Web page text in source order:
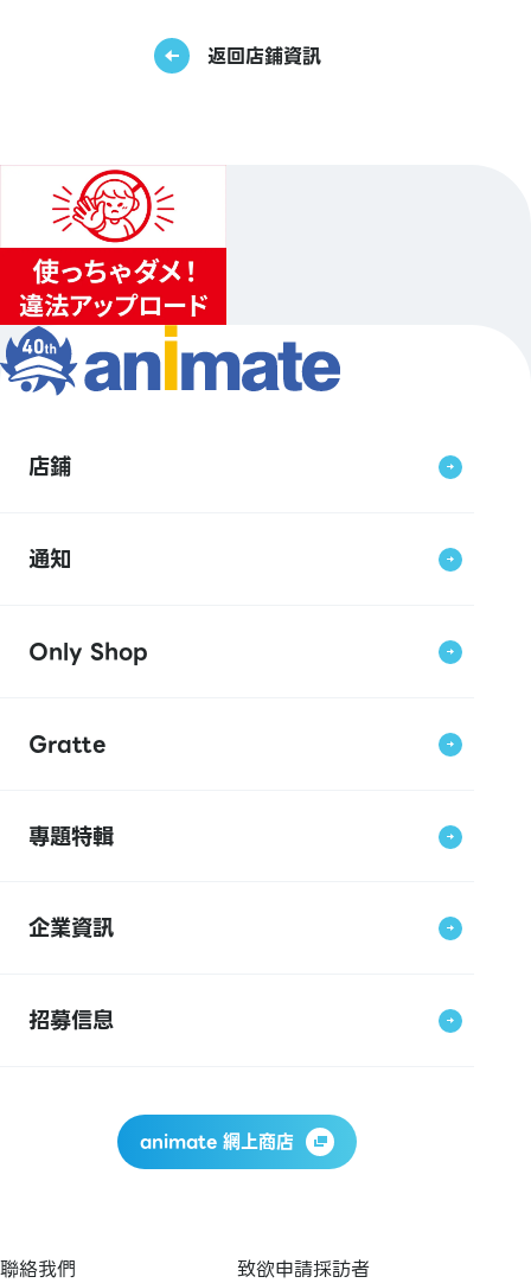
返回店鋪資訊
店鋪
通知
Only Shop
Gratte
專題特輯
企業資訊
招募信息
animate 網上商店
聯絡我們 致欲申請採訪者